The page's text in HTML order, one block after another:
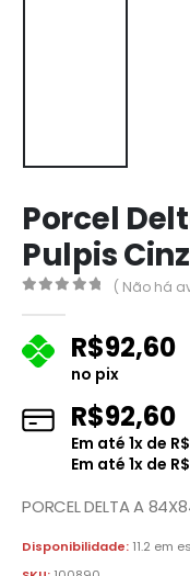
Porcel
Pulpis
( Não há
R$92,60
no pix
R$92,60
Em até 1x de R$
Em até 1x de R$
PORCEL DELTA A
Disponibilidade: 11.2 em